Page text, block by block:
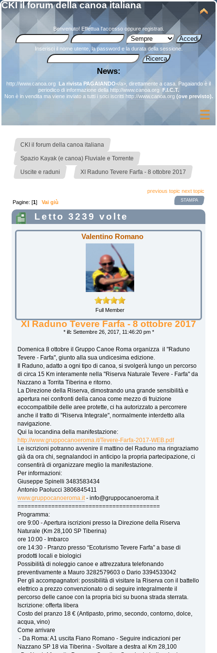
CKI il forum della canoa italiana
Benvenuto! Effettua l'accessooppureregistrati.
Inserisci il nome utente, la password e la durata della sessione.
News:
http://www.canoa.org La rivista PAGAIANDO</a>, direttamente a casa. Pagaiando è il
periodico di informazione della http://www.canoa.org F.I.C.T.
Non è in vendita ma viene inviato a tutti i soci iscritti http://www.canoa.org (ove previsto).
CKI il forum della canoa italiana
Spazio Kayak (e canoa) Fluviale e Torrente
Uscite e raduni XI Raduno Tevere Farfa - 8 ottobre 2017
previous topic next topic
STAMPA
Pagine: [1]Vai giù
Letto 3239 volte
Valentino Romano
Full Member
XI Raduno Tevere Farfa - 8 ottobre 2017
* il: Settembre 26, 2017, 11:46:20 pm *
Domenica 8 ottobre il Gruppo Canoe Roma organizza il "Raduno
Tevere - Farfa", giunto alla sua undicesima edizione.
Il Raduno, adatto a ogni tipo di canoa, si svolgerà lungo un percorso
di circa 15 Km interamente nella "Riserva Naturale Tevere - Farfa" da
Nazzano a Torrita Tiberina e ritorno.
La Direzione della Riserva, dimostrando una grande sensibilità e
apertura nei confronti della canoa come mezzo di fruizione
ecocompatibile delle aree protette, ci ha autorizzato a percorrere
anche il tratto di "Riserva Integrale", normalmente interdetto alla
navigazione.
Qui la locandina della manifestazione:
http://www.gruppocanoeroma.it/Tevere-Farfa-2017-WEB.pdf
Le iscrizioni potranno avvenire il mattino del Raduno ma ringraziamo
già da ora chi, segnalandoci in anticipo la propria partecipazione, ci
consentirà di organizzare meglio la manifestazione.
Per informazioni:
Giuseppe Spinelli 3483583434
Antonio Paolucci 3806845411
www.gruppocanoeroma.it- info@gruppocanoeroma.it
==========================================
Programma:
ore 9:00 - Apertura iscrizioni presso la Direzione della Riserva
Naturale (Km 28,100 SP Tiberina)
ore 10:00 - Imbarco
ore 14:30 - Pranzo presso “Ecoturismo Tevere Farfa” a base di
prodotti locali e biologici
Possibilità di noleggio canoe e attrezzatura telefonando
preventivamente a Mauro 3282579603 o Dario 3394533042
Per gli accompagnatori: possibilità di visitare la Riserva con il battello
elettrico a prezzo convenzionato o di seguire integralmente il
percorso delle canoe con la propria bici su buona strada sterrata.
Iscrizione: offerta libera
Costo del pranzo 18 € (Antipasto, primo, secondo, contorno, dolce,
acqua, vino)
Come arrivare
- Da Roma: A1 uscita Fiano Romano - Seguire indicazioni per
Nazzano SP 18 via Tiberina - Svoltare a destra al Km 28,100